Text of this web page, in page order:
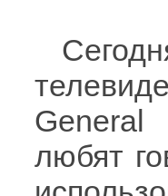
General
любят